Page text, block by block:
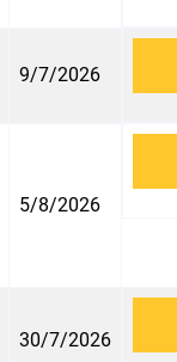
9/7/2026
5/8/2026
30/7/2026